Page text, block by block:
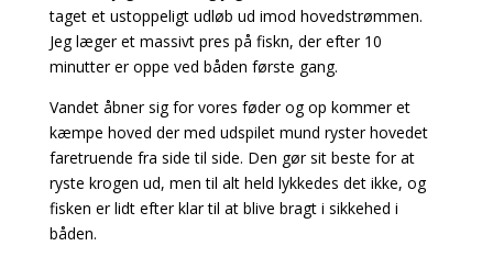
taget et ustoppeligt udløb ud imod hovedstrømmen.
Jeg læger et massivt pres på fiskn, der efter 10
minutter er oppe ved båden første gang.
Vandet åbner sig for vores føder og op kommer et
kæmpe hoved der med udspilet mund ryster hovedet
faretruende fra side til side. Den gør sit beste for at
ryste krogen ud, men til alt held lykkedes det ikke, og
fisken er lidt efter klar til at blive bragt i sikkehed i
båden.